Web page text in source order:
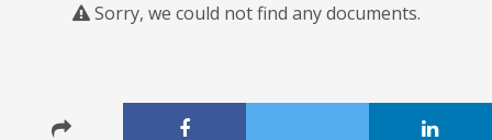
Sorry, we could not find any documents.